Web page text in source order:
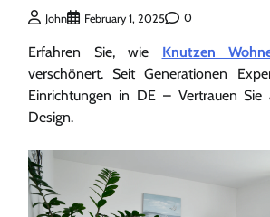
John February 1, 2025 0
Erfahren Sie, wie Knutzen
verschönert. Seit Generationen
Einrichtungen in DE – Vertrauen
Design.